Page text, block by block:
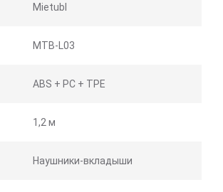
Mietubl
MTB-L03
ABS + PC + TPE
1,2 м
Наушники-вкладыши